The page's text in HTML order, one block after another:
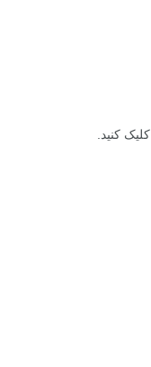
کلیک کنید.